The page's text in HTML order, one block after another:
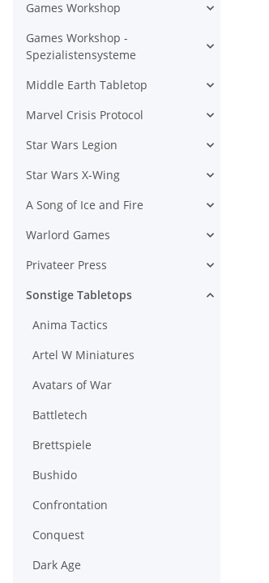
Games Workshop
Games Workshop -
Spezialistensysteme
Middle Earth Tabletop
Marvel Crisis Protocol
Star Wars Legion
Star Wars X-Wing
A Song of Ice and Fire
Warlord Games
Privateer Press
Sonstige Tabletops
Anima Tactics
Artel W Miniatures
Avatars of War
Battletech
Brettspiele
Bushido
Confrontation
Conquest
Dark Age